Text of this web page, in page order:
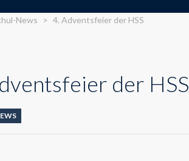
News > 4. Adventsfeier der HSS
der HSS